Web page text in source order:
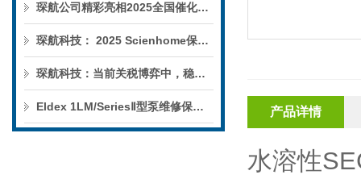
琛航公司精彩亮相2025全国催化学术会议
琛航科技： 2025 Scienhome保护柱年中赠送活动
琛航科技：当前关税博弈中，稳定的货源可解您燃眉之急
Eldex 1LM/SeriesⅡ型泵维修保养服务 产品详情
水溶性